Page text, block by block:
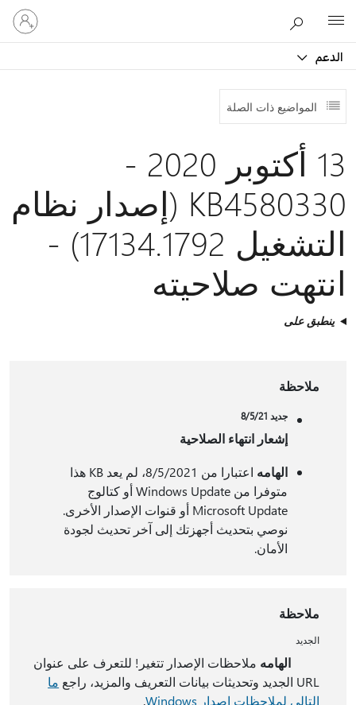
الدعم
تسجيل
الدخول
إلى
المواضيع ذات الصلة
13 أكتوبر 2020 -
KB4580330 (إصدار نظام
التشغيل 17134.1792) -
انتهت صلاحيته
ينطبق على
ملاحظة
جديد 8/5/21
إشعار انتهاء الصلاحية
الهامه
اعتبارا من 8/5/2021، لم يعد KB هذا
متوفرا من Windows Update أو كتالوج
Microsoft Update أو قنوات الإصدار الأخرى.
نوصي بتحديث أجهزتك إلى آخر تحديث لجودة
الأمان.
ملاحظة
الجديد
الهامه ملاحظات الإصدار تتغير! للتعرف على عنوان
URL الجديد وتحديثات بيانات التعريف والمزيد، راجع
ما
التالي لملاحظات إصدار Windows
.